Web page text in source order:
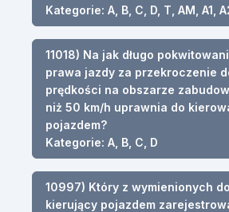
Kategorie: A, B, C, D, T, AM, A1,
11018) Na jak długo
prawa jazdy za przekroczenie
prędkości na obszarze
niż 50 km/h uprawnia do
pojazdem?
Kategorie: A, B, C, D
10997) Który z wymienionych
kierujący pojazdem